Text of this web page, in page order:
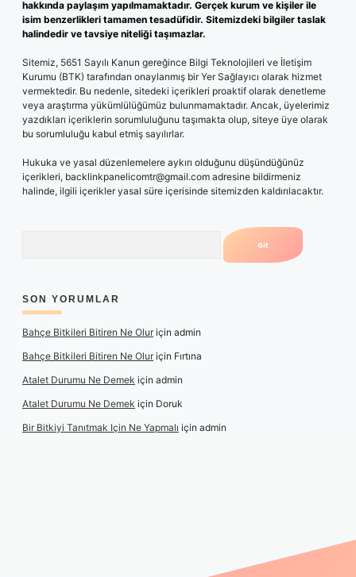
hakkında paylaşım yapılmamaktadır. Gerçek kurum ve kişiler ile
isim benzerlikleri tamamen tesadüfidir. Sitemizdeki bilgiler taslak
halindedir ve tavsiye niteliği taşımazlar.
Sitemiz, 5651 Sayılı Kanun gereğince Bilgi Teknolojileri ve İletişim
Kurumu (BTK) tarafından onaylanmış bir Yer Sağlayıcı olarak hizmet
vermektedir. Bu nedenle, sitedeki içerikleri proaktif olarak denetleme
veya araştırma yükümlülüğümüz bulunmamaktadır. Ancak, üyelerimiz
yazdıkları içeriklerin sorumluluğunu taşımakta olup, siteye üye olarak
bu sorumluluğu kabul etmiş sayılırlar.
Hukuka ve yasal düzenlemelere aykırı olduğunu düşündüğünüz
içerikleri, backlinkpanelicomtr@gmail.com adresine bildirmeniz
halinde, ilgili içerikler yasal süre içerisinde sitemizden kaldırılacaktır.
SON YORUMLAR
Bahçe Bitkileri Bitiren Ne Oluriçin admin
Bahçe Bitkileri Bitiren Ne Oluriçin Fırtına
Atalet Durumu Ne Demek için admin
Atalet Durumu Ne Demek için Doruk
Bir Bitkiyi Tanıtmak Için Ne Yapmalı için admin